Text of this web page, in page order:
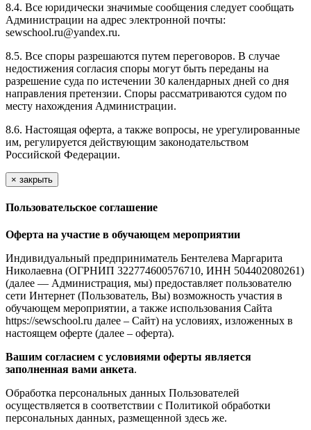
8.4. Все юридически значимые сообщения следует сообщать
Администрации на адрес электронной почты:
sewschool.ru@yandex.ru.
8.5. Все споры разрешаются путем переговоров. В случае
недостижения согласия споры могут быть переданы на
разрешение суда по истечении 30 календарных дней со дня
направления претензии. Споры рассматриваются судом по
месту нахождения Администрации.
8.6. Настоящая оферта, а также вопросы, не урегулированные
им, регулируется действующим законодательством
Российской Федерации.
× закрыть
Пользовательское соглашение
Оферта на участие в обучающем мероприятии
Индивидуальный предприниматель Бентелева Маргарита
Николаевна (ОГРНИП 322774600576710, ИНН 504402080261)
(далее — Администрация, мы) предоставляет пользователю
сети Интернет (Пользователь, Вы) возможность участия в
обучающем мероприятии, а также использования Сайта
https://sewschool.ru далее – Сайт) на условиях, изложенных в
настоящем оферте (далее – оферта).
Вашим согласием с условиями оферты является
заполненная вами анкета.
Обработка персональных данных Пользователей
осуществляется в соответствии с Политикой обработки
персональных данных, размещенной здесь же.